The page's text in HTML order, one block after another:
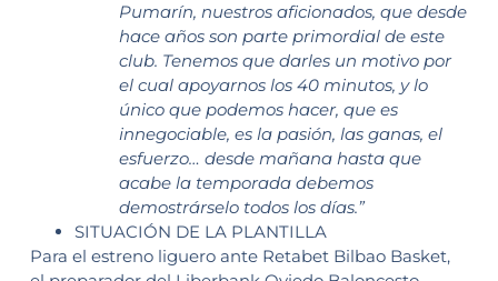
Pumarín, nuestros aficionados, que desde
hace años son parte primordial de este
club. Tenemos que darles un motivo por
el cual apoyarnos los 40 minutos, y lo
único que podemos hacer, que es
innegociable, es la pasión, las ganas, el
esfuerzo… desde mañana hasta que
acabe la temporada debemos
demostrárselo todos los días.”
SITUACIÓN DE LA PLANTILLA
Para el estreno liguero ante Retabet Bilbao Basket,